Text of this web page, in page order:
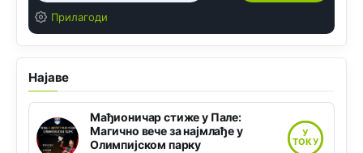
Прилагоди
Најаве
Мађионичар стиже у Пале:
Магично вече за најмлађе у
Олимпијском парку
У
ТОКУ